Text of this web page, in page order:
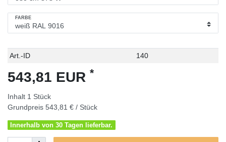
FARBE
Technisches
Wert
Art.-ID 140
543,81 EUR *
Inhalt 1 Stück
Grundpreis 543,81 € / Stück
Innerhalb von 30 Tagen lieferbar.